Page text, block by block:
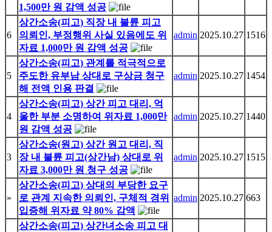
1,500만 원 감액 성공
6
상간소송(피고) 직장 내 불륜 피고
의뢰인, 부정행위 사실 있음에도 위
자료 1,000만 원 감액 성공
admin 2025.10.27 1516
5
상간소송(피고) 관계를 적극적으로
주도한 유부남 상대로 구상금 청구
해 전액 인용 판결
admin 2025.10.27 1454
4
상간소송(피고) 상간 피고 대리, 억
울한 부분 소명하여 위자료 1,000만
원 감액 성공
admin 2025.10.27 1440
3
상간소송(원고) 상간 원고 대리, 직
장 내 불륜 피고(상간남) 상대로 위
자료 3,000만 원 청구 성공
admin 2025.10.27 1515
»
상간소송(피고) 상대의 부당한 요구
로 관계 지속한 의뢰인, 구체적 경위
입증해 위자료 약 80% 감액
admin 2025.10.27 663
상간소송(피고) 상간녀소송 피고 대